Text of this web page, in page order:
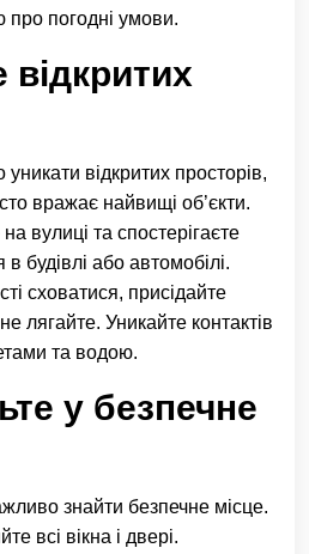
про погодні умови.
відкритих
відкритих просторів,
вражає найвищі об’єкти.
вулиці та спостерігаєте
в будівлі або автомобілі.
сховатися, присідайте
лягайте. Уникайте контактів
та водою.
у безпечне
знайти безпечне місце.
всі вікна і двері.